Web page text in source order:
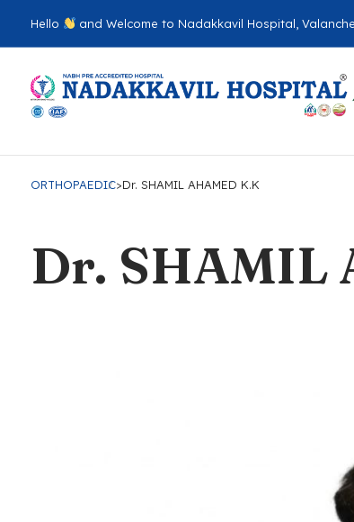
Hello and Welcome to Nadakkavil Hospital,
ORTHOPAEDIC>Dr. SHAMIL AHAMED K.K
Dr. SHAMIL